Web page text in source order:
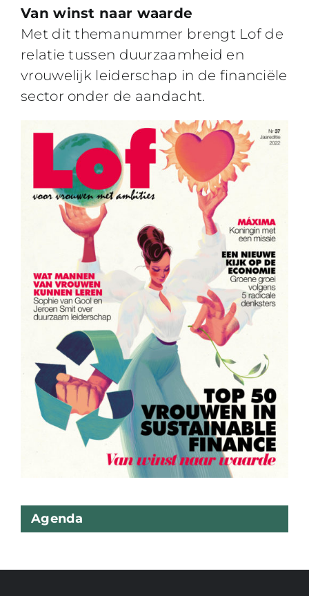
Van winst naar waarde
Met dit themanummer brengt Lof de
relatie tussen duurzaamheid en
vrouwelijk leiderschap in de financiële
sector onder de aandacht.
Agenda